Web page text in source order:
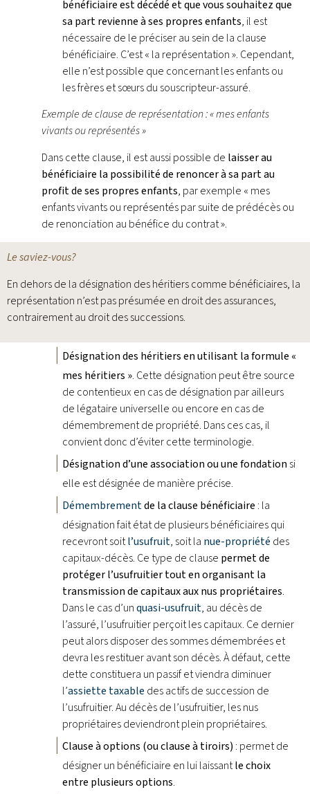
bénéficiaire est décédé et que vous souhaitez que
sa part revienne à ses propres enfants, il est
nécessaire de le préciser au sein de la clause
bénéficiaire. C’est « la représentation ». Cependant,
elle n’est possible que concernant les enfants ou
les frères et sœurs du souscripteur-assuré.
Exemple de clause de représentation : « mes enfants
vivants ou représentés »
Dans cette clause, il est aussi possible de laisser au
bénéficiaire la possibilité de renoncer à sa part au
profit de ses propres enfants, par exemple « mes
enfants vivants ou représentés par suite de prédécès ou
de renonciation au bénéfice du contrat ».
Le saviez-vous?
En dehors de la désignation des héritiers comme bénéficiaires, la
représentation n’est pas présumée en droit des assurances,
contrairement au droit des successions.
Désignation des héritiers en utilisant la formule «
mes héritiers ». Cette désignation peut être source
de contentieux en cas de désignation par ailleurs
de légataire universelle ou encore en cas de
démembrement de propriété. Dans ces cas, il
convient donc d’éviter cette terminologie.
Désignation d’une association ou une fondation si
elle est désignée de manière précise.
Démembrementde la clause bénéficiaire : la
désignation fait état de plusieurs bénéficiaires qui
recevront soitl’usufruit, soit la nue-propriété des
capitaux-décès. Ce type de clause permet de
protéger l’usufruitier tout en organisant la
transmission de capitaux aux nus propriétaires.
Dans le cas d’unquasi-usufruit, au décès de
l’assuré, l’usufruitier perçoit les capitaux. Ce dernier
peut alors disposer des sommes démembrées et
devra les restituer avant son décès. À défaut, cette
dette constituera un passif et viendra diminuer
l’assiette taxable des actifs de succession de
l’usufruitier. Au décès de l’usufruitier, les nus
propriétaires deviendront plein propriétaires.
Clause à options (ou clause à tiroirs) : permet de
désigner un bénéficiaire en lui laissantle choix
entre plusieurs options.